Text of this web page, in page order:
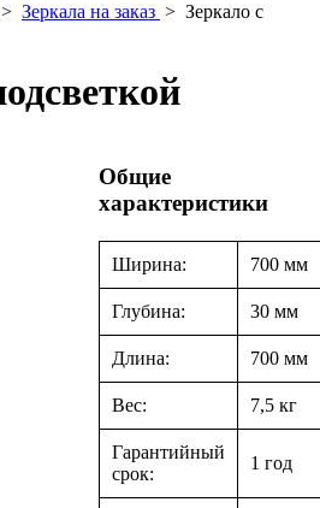
> Зеркала на заказ > Зеркало с
Общие
характеристики
Ширина: 700 мм
Глубина: 30 мм
Длина: 700 мм
Вес: 7,5 кг
Гарантийный
срок:
1 год